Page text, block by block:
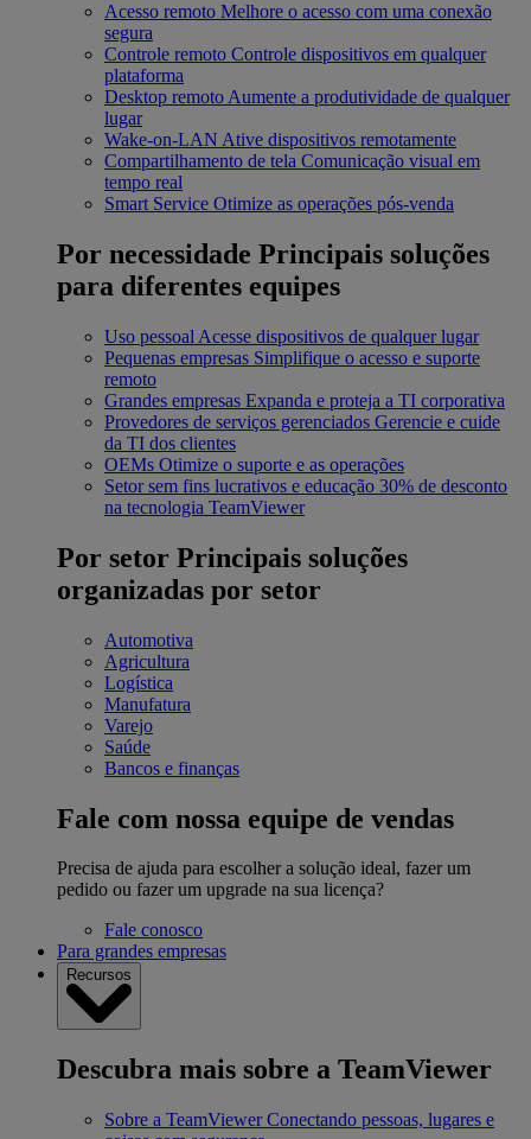
Acesso remoto Melhore o acesso com uma conexão
segura
Controle remoto Controle dispositivos em qualquer
plataforma
Desktop remoto Aumente a produtividade de qualquer
lugar
Wake-on-LAN Ative dispositivos remotamente
Compartilhamento de tela Comunicação visual em
tempo real
Smart Service Otimize as operações pós-venda
Por necessidade Principais soluções
para diferentes equipes
Uso pessoal Acesse dispositivos de qualquer lugar
Pequenas empresas Simplifique o acesso e suporte
remoto
Grandes empresas Expanda e proteja a TI corporativa
Provedores de serviços gerenciados Gerencie e cuide
da TI dos clientes
OEMs Otimize o suporte e as operações
Setor sem fins lucrativos e educação 30% de desconto
na tecnologia TeamViewer
Por setor Principais soluções
organizadas por setor
Automotiva
Agricultura
Logística
Manufatura
Varejo
Saúde
Bancos e finanças
Fale com nossa equipe de vendas
Precisa de ajuda para escolher a solução ideal, fazer um
pedido ou fazer um upgrade na sua licença?
Fale conosco
Para grandes empresas
Recursos
Descubra mais sobre a TeamViewer
Sobre a TeamViewer Conectando pessoas, lugares e